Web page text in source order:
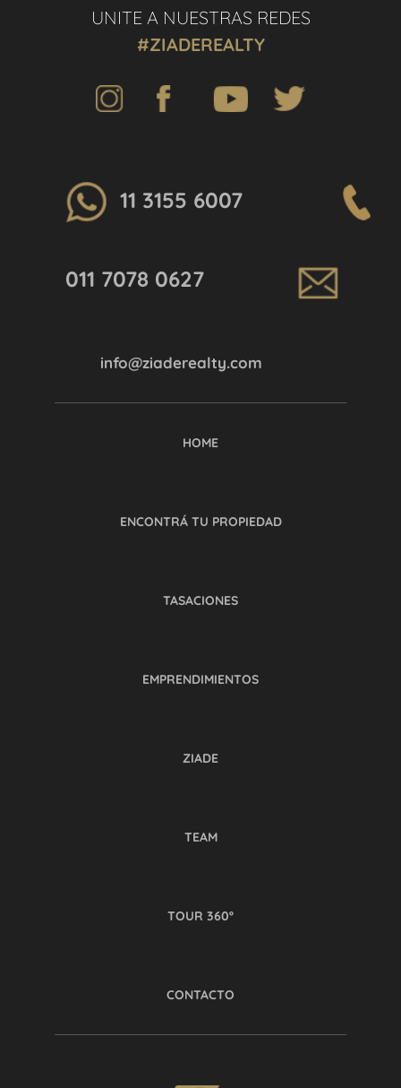
UNITE A NUESTRAS REDES
#ZIADEREALTY
11 3155 6007
011 7078 0627
info@ziaderealty.com
HOME
ENCONTRÁ TU PROPIEDAD
TASACIONES
EMPRENDIMIENTOS
ZIADE
TEAM
TOUR 360º
CONTACTO